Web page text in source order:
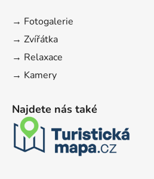
→ Fotogalerie
→ Zvířátka
→ Relaxace
→ Kamery
Najdete nás také